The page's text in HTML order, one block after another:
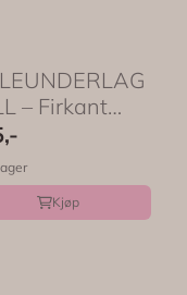
– Firkant
–
...
Kjøp